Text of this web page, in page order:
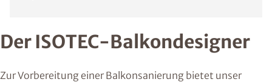
Der ISOTEC-Balkondesigner
Zur Vorbereitung einer Balkonsanierung bietet unser